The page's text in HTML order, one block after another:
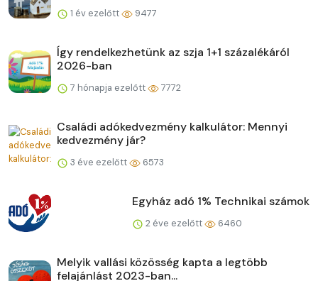
1 év ezelőtt 9477
Így rendelkezhetünk az szja 1+1 százalékáról
2026-ban
7 hónapja ezelőtt 7772
Családi adókedvezmény kalkulátor: Mennyi
kedvezmény jár?
3 éve ezelőtt 6573
Egyház adó 1% Technikai számok
2 éve ezelőtt 6460
Melyik vallási közösség kapta a legtöbb
felajánlást 2023-ban...